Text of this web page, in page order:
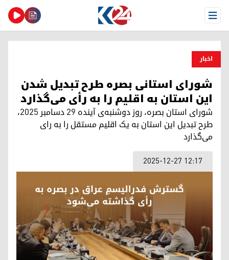
Open Menu
اخبار
شورای استانی بصره طرح تبدیل شدن
این استان به اقلیم را بە رأی می‌گذارد
شورای‌ استان بصره، روز دوشنبه‌ی‌ آینده‌ ۲۹ دسامبر ۲۰۲۵،
طرح تبدیل‌ این‌ استان‌ به یک‌ اقلیم‌ مستقل‌ را به رای‌
می‌گذارد
2025-12-27 12:17